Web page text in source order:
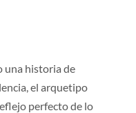
una historia de
el arquetipo
perfecto de lo